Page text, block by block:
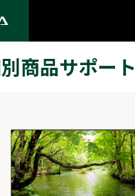
商品サポート